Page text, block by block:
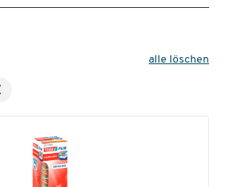
alle löschen